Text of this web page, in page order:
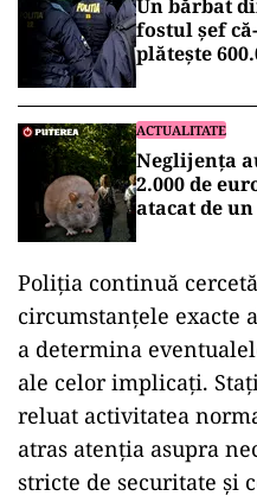
folosind o singură
agenții de securitate,
un conflict spontan
identificați doi bărbați,
60 de ani, care au fost
subunității. Precizăm
evenimentului
fi folosit un spray
ridicat de polițiști,”a
ACTUALITATE
Un bărbat
fostul șef
plătește
fost
ACTUALITATE